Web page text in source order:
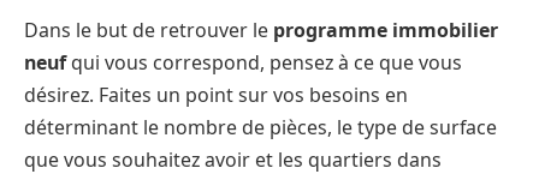
Dans le but de retrouver le programme immobilier
neufqui vous correspond, pensez à ce que vous
désirez. Faites un point sur vos besoins en
déterminant le nombre de pièces, le type de surface
que vous souhaitez avoir et les quartiers dans